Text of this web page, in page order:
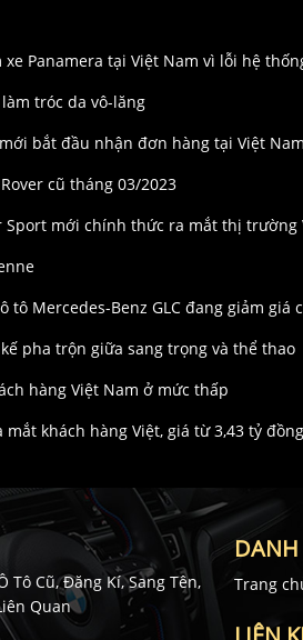
Panamera tại Việt Nam vì lỗi hệ
tróc da vô-lăng
bắt đầu nhận đơn hàng tại Việt Nam
cũ tháng 03/2023
Sport mới chính thức ra mắt thị trường
tô Mercedes-Benz GLC đang giảm giá
pha trộn giữa sang trọng và thể thao
hàng Việt Nam ở mức thấp
mắt khách hàng Việt, giá từ 3,43 tỷ đồng
Tô Cũ, Đăng Kí, Sang Tên,
Quan
Trang